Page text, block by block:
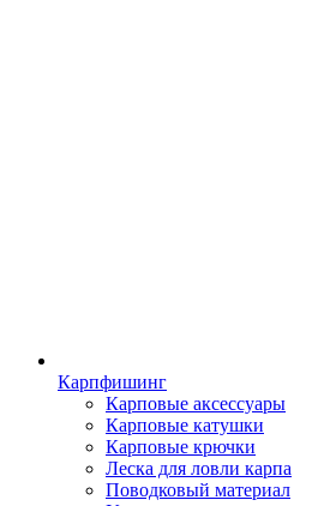
Карпфишинг
Карповые аксессуары
Карповые катушки
Карповые крючки
Леска для ловли карпа
Поводковый материал